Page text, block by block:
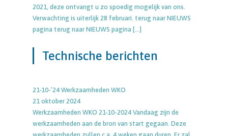
2021, deze ontvangt u zo spoedig mogelijk van ons.
Verwachting is uiterlijk 28 februari. terug naar NIEUWS
pagina terug naar NIEUWS pagina […]
Technische berichten
21-10-’24 Werkzaamheden WKO
21 oktober 2024
Werkzaamheden WKO 21-10-2024 Vandaag zijn de
werkzaamheden aan de bron van start gegaan. Deze